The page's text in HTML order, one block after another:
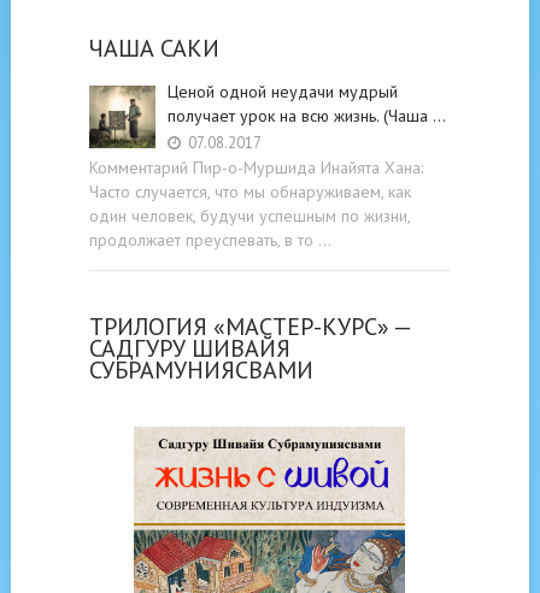
ЧАША САКИ
Ценой одной неудачи мудрый
получает урок на всю жизнь. (Чаша …
07.08.2017
Комментарий Пир-о-Муршида Инайята Хана:
Часто случается, что мы обнаруживаем, как
один человек, будучи успешным по жизни,
продолжает преуспевать, в то …
ТРИЛОГИЯ «МАСТЕР-КУРС» —
САДГУРУ ШИВАЙЯ
СУБРАМУНИЯСВАМИ